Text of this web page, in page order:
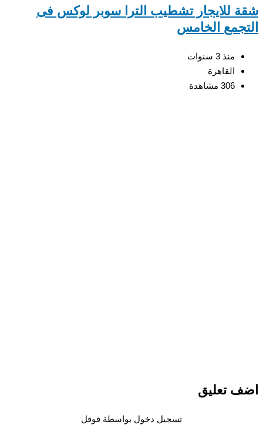
للايجار تشطيب الترا سوبر لوكس فى
الخامس
منذ 3 سنوات
القاهرة
306 مشاهدة
تعليق
تسجيل دخول بواسطة قوقل